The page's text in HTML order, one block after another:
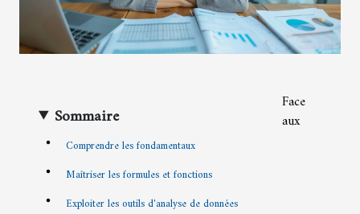
Sommaire
Comprendre les fondamentaux
Maîtriser les formules et fonctions
Exploiter les outils d'analyse de données
Face
aux